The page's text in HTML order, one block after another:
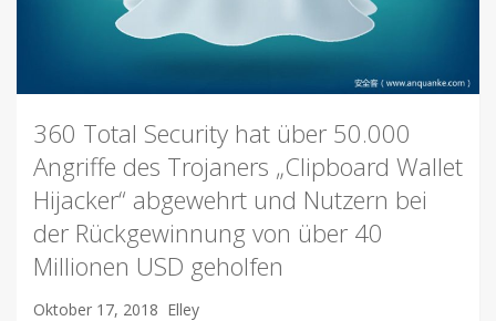
360 Total Security hat über 50.000
Angriffe des Trojaners „Clipboard Wallet
Hijacker“ abgewehrt und Nutzern bei
der Rückgewinnung von über 40
Millionen USD geholfen
Oktober 17, 2018 Elley